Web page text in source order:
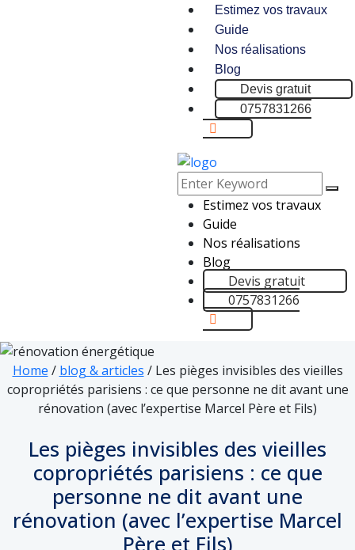
Estimez vos travaux
Guide
Nos réalisations
Blog
Devis gratuit
0757831266
Estimez vos travaux
Guide
Nos réalisations
Blog
Devis gratuit
0757831266
Home / blog & articles / Les pièges invisibles des vieilles
copropriétés parisiens : ce que personne ne dit avant une
rénovation (avec l’expertise Marcel Père et Fils)
Les pièges invisibles des vieilles
copropriétés parisiens : ce que
personne ne dit avant une
rénovation (avec l’expertise Marcel
Père et Fils)